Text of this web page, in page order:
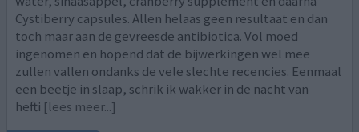
Cystiberry capsules. Allen helaas geen resultaat en dan
toch maar aan de gevreesde antibiotica. Vol moed
ingenomen en hopend dat de bijwerkingen wel mee
zullen vallen ondanks de vele slechte recencies. Eenmaal
een beetje in slaap, schrik ik wakker in de nacht van
hefti [lees meer...]